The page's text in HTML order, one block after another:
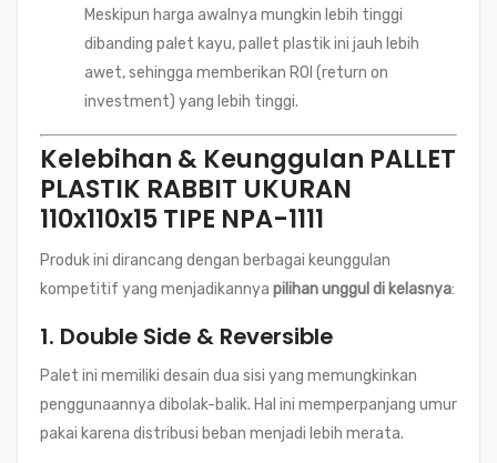
Meskipun harga awalnya mungkin lebih tinggi
dibanding palet kayu, pallet plastik ini jauh lebih
awet, sehingga memberikan ROI (return on
investment) yang lebih tinggi.
Kelebihan & Keunggulan PALLET
PLASTIK RABBIT UKURAN
110x110x15 TIPE NPA-1111
Produk ini dirancang dengan berbagai keunggulan
kompetitif yang menjadikannya pilihan unggul di kelasnya:
1. Double Side & Reversible
Palet ini memiliki desain dua sisi yang memungkinkan
penggunaannya dibolak-balik. Hal ini memperpanjang umur
pakai karena distribusi beban menjadi lebih merata.